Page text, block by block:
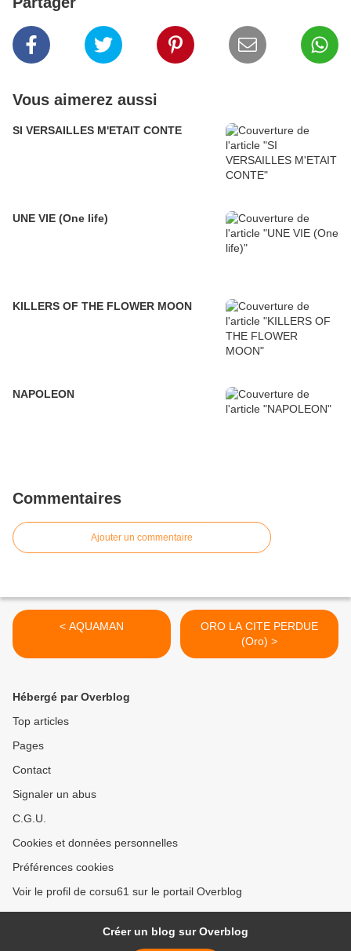
Vous aimerez aussi
SI VERSAILLES M'ETAIT CONTE
UNE VIE (One life)
KILLERS OF THE FLOWER MOON
NAPOLEON
Commentaires
Ajouter un commentaire
< AQUAMAN
ORO LA CITE PERDUE
(Oro) >
Hébergé par Overblog
Top articles
Pages
Contact
Signaler un abus
C.G.U.
Cookies et données personnelles
Préférences cookies
Voir le profil de corsu61 sur le portail Overblog
Créer un blog sur Overblog